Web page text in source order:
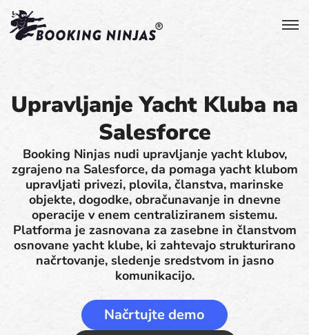
Upravljanje Yacht Kluba na
Salesforce
Booking Ninjas nudi upravljanje yacht klubov,
zgrajeno na Salesforce, da pomaga yacht klubom
upravljati privezi, plovila, članstva, marinske
objekte, dogodke, obračunavanje in dnevne
operacije v enem centraliziranem sistemu.
Platforma je zasnovana za zasebne in članstvom
osnovane yacht klube, ki zahtevajo strukturirano
načrtovanje, sledenje sredstvom in jasno
komunikacijo.
Načrtujte demo